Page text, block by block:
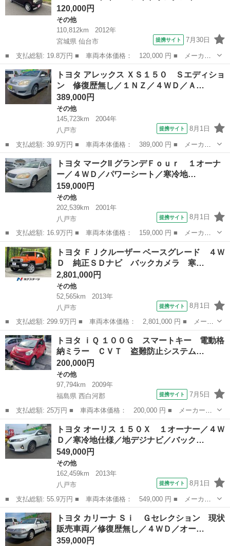
120,000円
その他
110,812km
2012年
宮城県 仙台市
提携サイト 7月30日
■ 支払総額: 19.8万円 ■ 車両本体価格： 120,000 円 ■ メーカー
名： トヨタ ■ 車種名： ピクシススペース ■ グレード名： カ
スタム Ｘ ＨＩＤ スマートキー アイドリングストップ 電動格
納ミラー ベ...
宮城 仙台市 その他
トヨタ アレックス ＸＳ１５０ Ｓエディショ
ン 修復歴無し／１ＮＺ／４ＷＤ／Ａ…
389,000円
その他
145,723km
2004年
八戸市
提携サイト 8月1日
■ 支払総額: 39.9万円 ■ 車両本体価格： 389,000 円 ■ メーカー
名： トヨタ ■ 車種名： アレックス ■ グレード名： ＸＳ１５
０ Ｓエディション 修復歴無し／１ＮＺ／４ＷＤ／ＡＴ／オートラ
イト／キーレ...
青森 八戸市 その他
トヨタ マークII グランデＦｏｕｒ １オーナ
ー／４ＷＤ／パワーシート／寒冷地…
159,000円
その他
202,539km
2001年
八戸市
提携サイト 8月1日
■ 支払総額: 16.9万円 ■ 車両本体価格： 159,000 円 ■ メーカー
名： トヨタ ■ 車種名： マークII ■ グレード名： グランデＦｏ
ｕｒ １オーナー／４ＷＤ／パワーシート／寒冷地仕様／ドアミラー
ヒーター...
青森 八戸市 その他
トヨタ ＦＪクルーザー ベースグレード ４Ｗ
Ｄ 純正ＳＤナビ バックカメラ 寒…
2,801,000円
その他
52,565km
2013年
八戸市
提携サイト 8月1日
■ 支払総額: 299.9万円 ■ 車両本体価格： 2,801,000 円 ■ メーカ
ー名： トヨタ ■ 車種名： ＦＪクルーザー ■ グレード名： ベ
ースグレード ４ＷＤ 純正ＳＤナビ バックカメラ 寒冷地仕様
禁煙車 ...
青森 八戸市 その他
トヨタ ｉＱ １００Ｇ スマートキー 電動格
納ミラー ＣＶＴ 盗難防止システム…
200,000円
その他
97,794km
2009年
福島県 西白河郡
提携サイト 7月5日
■ 支払総額: 25万円 ■ 車両本体価格： 200,000 円 ■ メーカー
名： トヨタ ■ 車種名： ｉＱ ■ グレード名： １００Ｇ スマ
ートキー 電動格納ミラー ＣＶＴ 盗難防止システム 衝突安全ボ
ディ ＡＢＳ Ｅ...
福島 西白河郡 その他
トヨタ オーリス １５０Ｘ １オーナー／４Ｗ
Ｄ／寒冷地仕様／地デジナビ／バック…
549,000円
その他
162,459km
2013年
八戸市
提携サイト 8月1日
■ 支払総額: 55.9万円 ■ 車両本体価格： 549,000 円 ■ メーカー
名： トヨタ ■ 車種名： オーリス ■ グレード名： １５０Ｘ
１オーナー／４ＷＤ／寒冷地仕様／地デジナビ／バックカメラ／プッ
シュスタート...
青森 八戸市 その他
トヨタ カリーナ Ｓｉ Ｇセレクション 現状
販売車両／修復歴無し／４ＷＤ／オー…
359,000円